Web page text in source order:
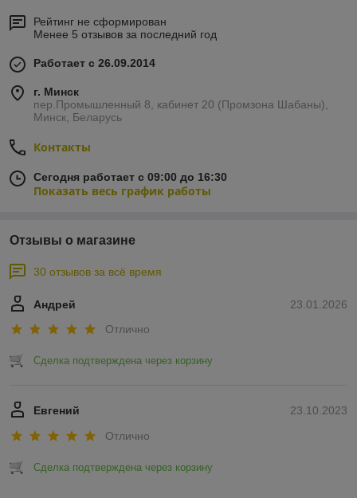
Рейтинг не сформирован
Менее 5 отзывов за последний год
Работает с 26.09.2014
г. Минск
пер.Промышленный 8, кабинет 20 (Промзона Шабаны),
Минск, Беларусь
Контакты
Сегодня работает с 09:00 до 16:30
Показать весь график работы
Отзывы о магазине
30 отзывов за всё время
23.01.2026
Андрей
Отлично
Сделка подтверждена через корзину
23.10.2023
Евгений
Отлично
Сделка подтверждена через корзину